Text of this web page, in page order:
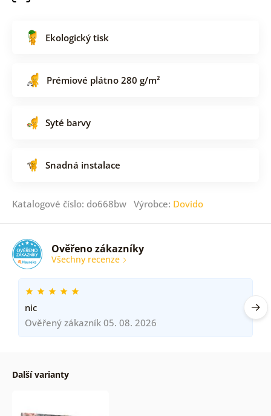
Ekologický tisk
Prémiové plátno 280 g/m²
Syté barvy
Snadná instalace
Katalogové číslo: do668bw Výrobce: Dovido
Ověřeno zákazníky
Všechny recenze
nic
Ověřený zákazník 05. 08. 2026
Další varianty